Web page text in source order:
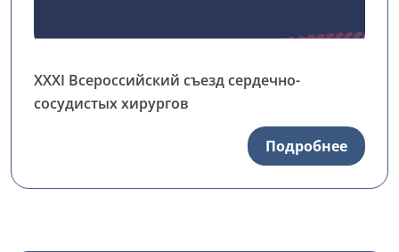
ХХХI Всероссийский съезд сердечно-
сосудистых хирургов
Подробнее